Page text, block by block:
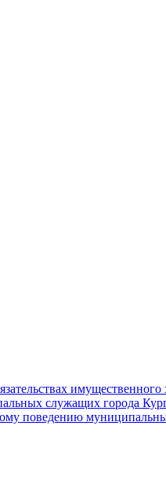
имущественного
служащих города
поведению